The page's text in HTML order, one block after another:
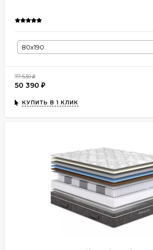
80х190
77 530₽
50 390 ₽
КУПИТЬ В 1 КЛИК